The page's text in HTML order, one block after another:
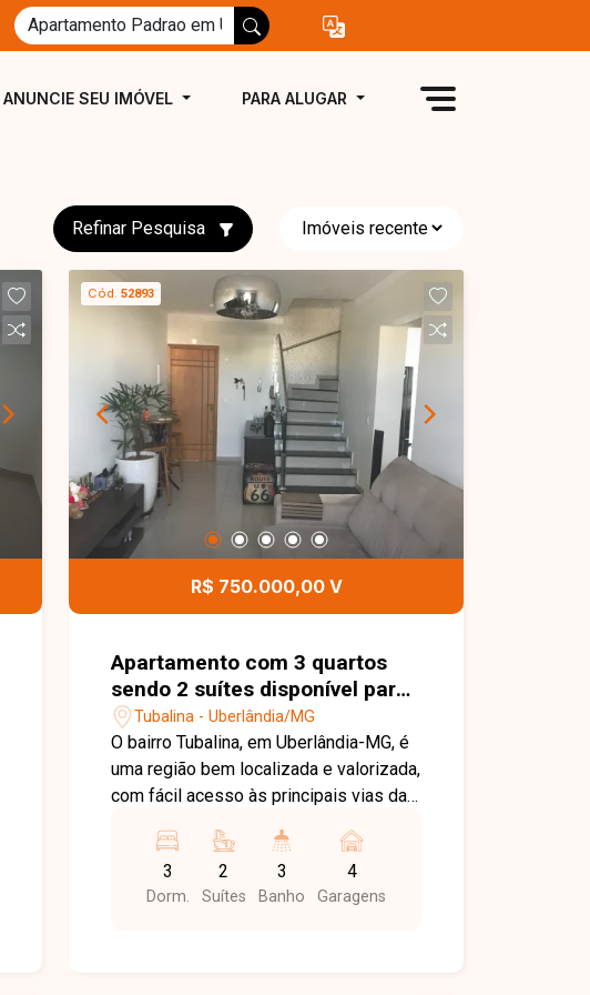
ANUNCIE SEU IMÓVEL PARA ALUGAR
Refinar Pesquisa
Cód. 52893
R$ 750.000,00 V
Apartamento com 3 quartos
sendo 2 suítes disponível para
venda no bairro Tubalina em
Uberlândia-MG
Tubalina - Uberlândia/MG
O bairro Tubalina, em Uberlândia-MG, é
uma região bem localizada e valorizada,
com fácil acesso às principais vias da
Conta com ampla infraestrutura de
comércios, escolas, supermercados e
serviços, proporcionando praticidade e
3
Dorm.
2
Suítes
3
Banho
4
Garagens